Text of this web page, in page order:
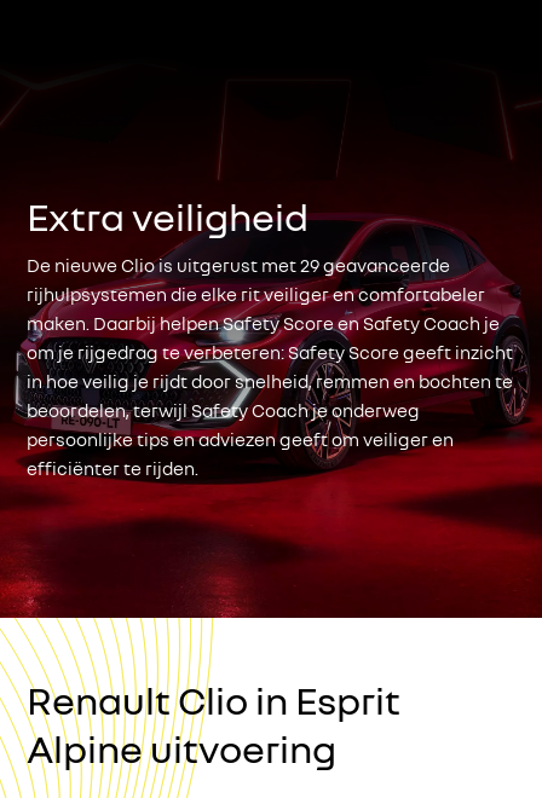
Extra veiligheid
De nieuwe Clio is uitgerust met 29 geavanceerde
rijhulpsystemen die elke rit veiliger en comfortabeler
maken. Daarbij helpen Safety Score en Safety Coach je
om je rijgedrag te verbeteren: Safety Score geeft inzicht
in hoe veilig je rijdt door snelheid, remmen en bochten te
beoordelen, terwijl Safety Coach je onderweg
persoonlijke tips en adviezen geeft om veiliger en
efficiënter te rijden.
Renault Clio in Esprit
Alpine uitvoering